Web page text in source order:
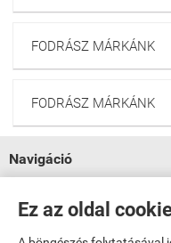
Ez az oldal
FODRÁSZ MÁRKÁNK
FODRÁSZ MÁRKÁNK
Navigáció
Saját fiók